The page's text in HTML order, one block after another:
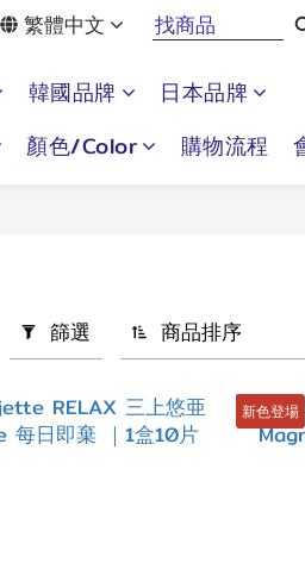
繁體中文
韓國品牌
日本品牌
顏色/Color 購物流程
篩選 商品排序
新色登場